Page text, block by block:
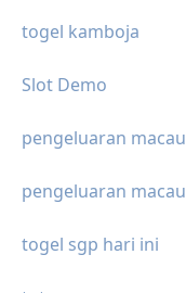
togel kamboja
Slot Demo
pengeluaran macau
pengeluaran macau
togel sgp hari ini